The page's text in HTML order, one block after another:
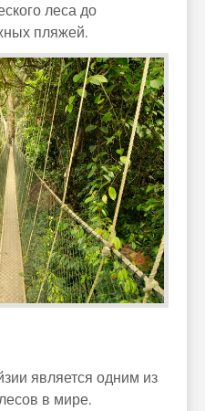
леса до
пляжей.
является одним из
в мире.